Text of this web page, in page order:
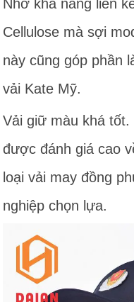
Nhờ khả năng liên
Cellulose mà sợi
này cũng góp phần
vải Kate Mỹ.
Vải giữ màu khá
được đánh giá cao
loại vải may đồng
nghiệp chọn lựa.